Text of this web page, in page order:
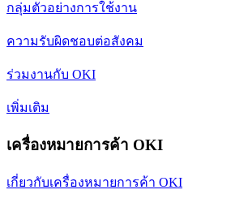
กลุ่มตัวอย่างการใช้งาน
ความรับผิดชอบต่อสังคม
ร่วมงานกับ OKI
เพิ่มเติม
เครื่องหมายการค้า OKI
เกี่ยวกับเครื่องหมายการค้า OKI